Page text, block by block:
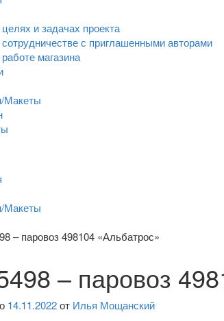
и задачах проекта
с приглашенными авторами
магазина
Макеты
Макеты
– паровоз 498104 «Альбатрос»
– паровоз
14.11.2022от Илья Мощанский